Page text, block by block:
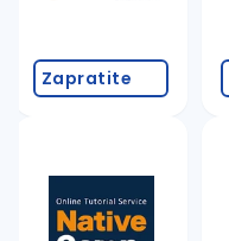
Zapratite